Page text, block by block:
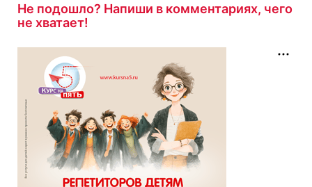
Не подошло? Напиши в комментариях, чего
не хватает!